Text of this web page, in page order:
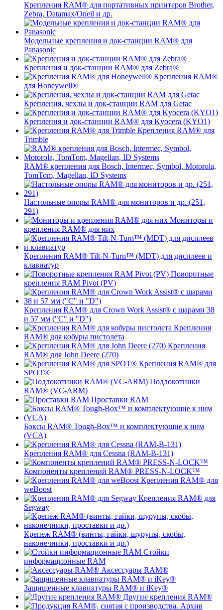
Крепления RAM® для портативных принтеров Brother,
Zebra, Datamax/Oneil и др.
Модельные крепления и док-станции RAM® для
Panasonic
Крепления и док-станции RAM® для Zebra®
Крепления RAM®
для Honeywell®
Крепления, чехлы и док-станции RAM для Getac
Крепления и док-станции RAM® для Kyocera (KYO1)
Крепления RAM® для
Trimble
RAM® крепления для Bosch, Intermec, Symbol, Motorola,
TomTom, Magellan, ID Systems
Настольные опоры RAM® для мониторов и др. (251,
291)
Мониторы и
крепления RAM® для них
Крепления RAM® Tilt-N-Turn™ (MDT) для дисплеев и
клавиатур
Поворотные
крепления RAM Pivot (PV)
Крепления RAM® для Crown Work Assist® с шарами 38
и 57 мм ("C" и "D")
Крепления
RAM® для кобуры пистолета
Крепления
RAM® для John Deere (270)
Крепления RAM® для
SPOT®
Подлокотники
RAM® (VC-ARM)
Проставки RAM
Боксы RAM® Tough-Box™ и комплектующие к ним
(VCA)
Крепления RAM® для Cessna (RAM-B-131)
Компоненты креплений RAM® PRESS-N-LOCK™
Крепления RAM® для
weBoost
Крепления RAM® для
Segway
Крепеж RAM® (винты, гайки, шурупы, скобы,
наконечники, проставки и др.)
Стойки
информационные RAM
Аксессуары RAM®
Защищенные клавиатуры RAM® и iKey®
Другие крепления RAM®